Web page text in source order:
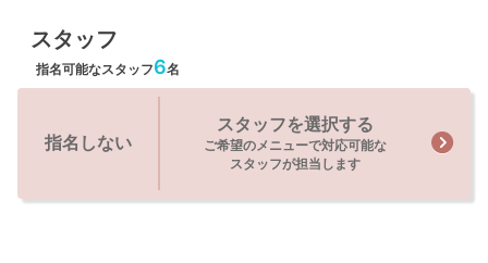
スタッフ
指名可能なスタッフ6名
指名しない
スタッフを選択する
ご希望のメニューで対応可能な
スタッフが担当します